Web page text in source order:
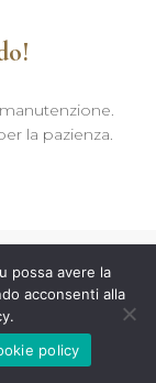
la pazienza.
possa avere la
acconsenti alla
policy